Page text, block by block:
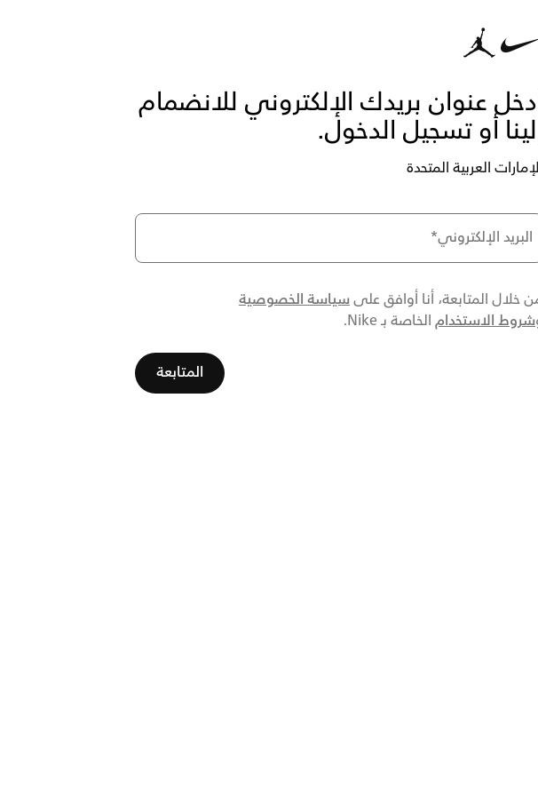
عنوان بريدك الإلكتروني للانضمام
أو تسجيل الدخول.
العربية المتحدة
البريد الإلكتروني*
خلال المتابعة، أنا أوافق علىسياسة الخصوصية
شروط الاستخدام الخاصة بـ Nike.
المتابعة